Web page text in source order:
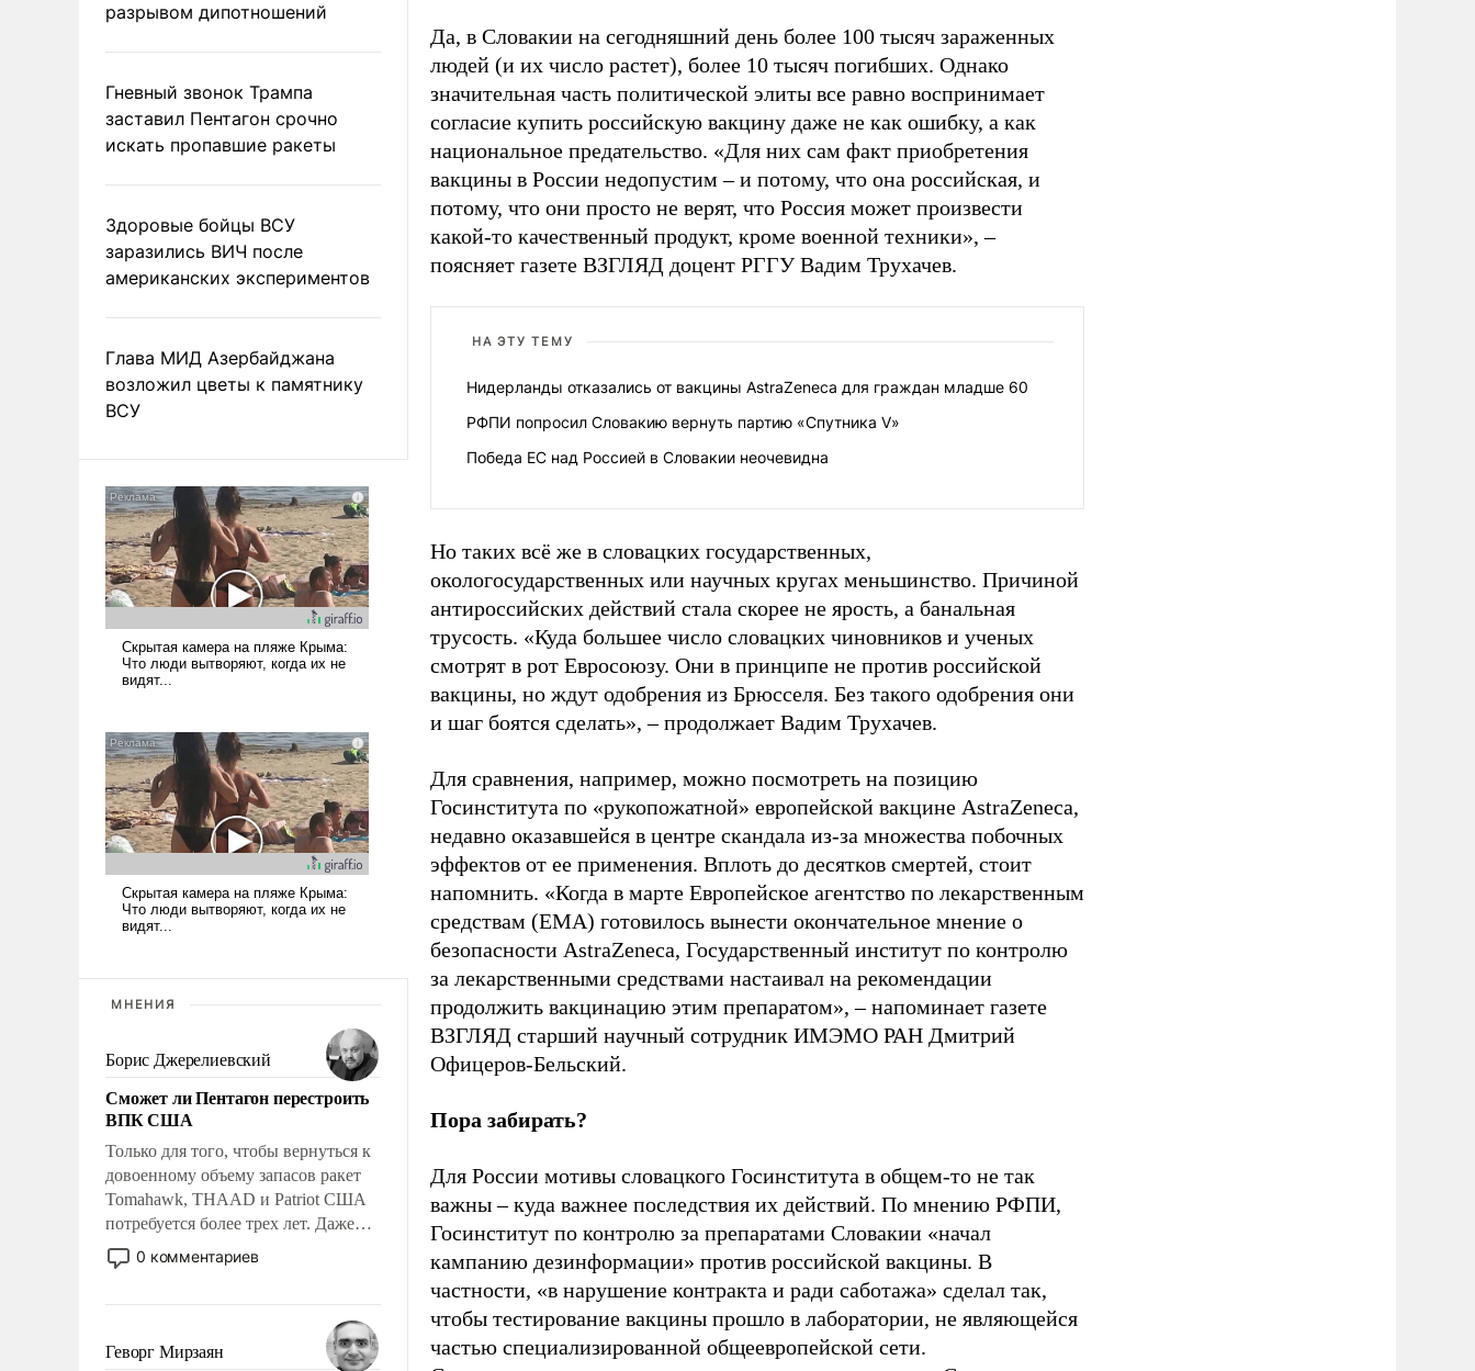
разрывом дипотношений
Гневный звонок Трампа
заставил Пентагон срочно
искать пропавшие ракеты
Здоровые бойцы ВСУ
заразились ВИЧ после
американских экспериментов
Глава МИД Азербайджана
возложил цветы к памятнику
ВСУ
МНЕНИЯ
Борис Джерелиевский
Сможет ли Пентагон перестроить
ВПК США
Только для того, чтобы вернуться к
довоенному объему запасов ракет
Tomahawk, THAAD и Patriot США
потребуется более трех лет. Даже
небольшая война с Ираном
опустошила американские
уязвимости США, например, перед
0 комментариев
Геворг Мирзаян
Да, в Словакии на сегодняшний день более 100 тысяч зараженных
людей (и их число растет), более 10 тысяч погибших. Однако
значительная часть политической элиты все равно воспринимает
согласие купить российскую вакцину даже не как ошибку, а как
национальное предательство. «Для них сам факт приобретения
вакцины в России недопустим – и потому, что она российская, и
потому, что они просто не верят, что Россия может произвести
какой-то качественный продукт, кроме военной техники», –
поясняет газете ВЗГЛЯД доцент РГГУ Вадим Трухачев.
НА ЭТУ ТЕМУ
Нидерланды отказались от вакцины AstraZeneca для граждан младше 60
РФПИ попросил Словакию вернуть партию «Спутника V»
Победа ЕС над Россией в Словакии неочевидна
Но таких всё же в словацких государственных,
окологосударственных или научных кругах меньшинство. Причиной
антироссийских действий стала скорее не ярость, а банальная
трусость. «Куда большее число словацких чиновников и ученых
смотрят в рот Евросоюзу. Они в принципе не против российской
вакцины, но ждут одобрения из Брюсселя. Без такого одобрения они
и шаг боятся сделать», – продолжает Вадим Трухачев.
Для сравнения, например, можно посмотреть на позицию
Госинститута по «рукопожатной» европейской вакцине AstraZeneca,
недавно оказавшейся в центре скандала из-за множества побочных
эффектов от ее применения. Вплоть до десятков смертей, стоит
напомнить. «Когда в марте Европейское агентство по лекарственным
средствам (EMA) готовилось вынести окончательное мнение о
безопасности AstraZeneca, Государственный институт по контролю
за лекарственными средствами настаивал на рекомендации
продолжить вакцинацию этим препаратом», – напоминает газете
ВЗГЛЯД старший научный сотрудник ИМЭМО РАН Дмитрий
Офицеров-Бельский.
Пора забирать?
Для России мотивы словацкого Госинститута в общем-то не так
важны – куда важнее последствия их действий. По мнению РФПИ,
Госинститут по контролю за препаратами Словакии «начал
кампанию дезинформации» против российской вакцины. В
частности, «в нарушение контракта и ради саботажа» сделал так,
чтобы тестирование вакцины прошло в лаборатории, не являющейся
частью специализированной общеевропейской сети.